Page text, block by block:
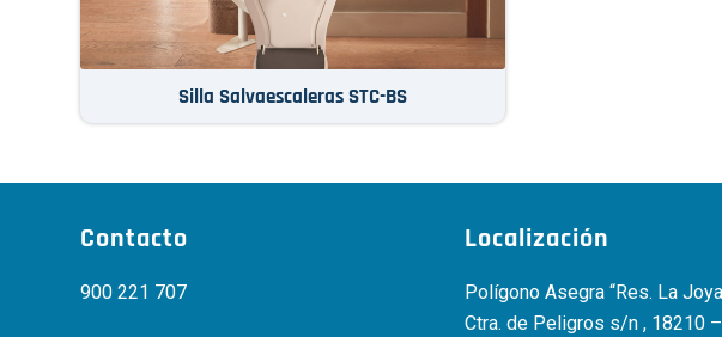
Silla Salvaescaleras STC-BS
Contacto
900 221 707
Localización
Polígono Asegra “Res. La
Ctra. de Peligros s/n , 18210 –